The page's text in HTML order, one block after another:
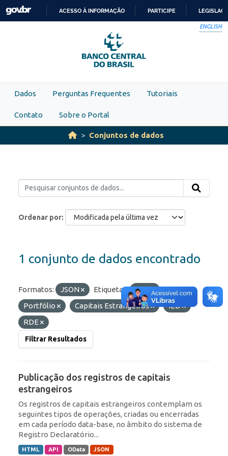
Skip to main content
PARA
O
CONTEÚDO
ACESSO À INFORMAÇÃO PARTICIPE
ENGLISH
Dados Perguntas Frequentes Tutoriais
Contato Sobre o Portal
Conjuntos de dados
Ordenar por
1 conjunto de dados encontrado
Formatos: JSON Etiquetas:
ROF
Portfólio
Capitais Estrangeiros
IED
RDE
Filtrar Resultados
Publicação dos registros de capitais
estrangeiros
Os registros de capitais estrangeiros contemplam os
seguintes tipos de operações, criadas ou encerradas
em cada período data-base, no âmbito do sistema de
Registro Declaratório...
HTML API OData JSON